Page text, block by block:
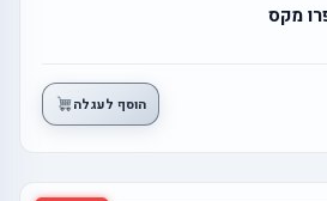
הוסף לעגלה